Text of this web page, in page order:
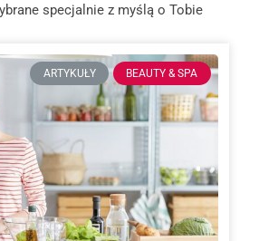
specjalnie z myślą o Tobie
ARTYKUŁY BEAUTY & SPA